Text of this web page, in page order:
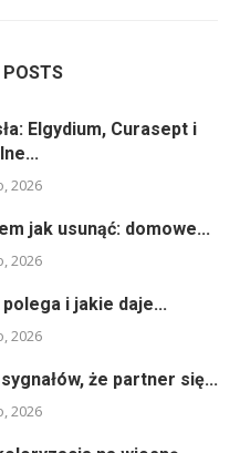
POSTS
Elgydium, Curasept i
2026
jak usunąć: domowe...
2026
polega i jakie daje...
2026
że partner się...
2026